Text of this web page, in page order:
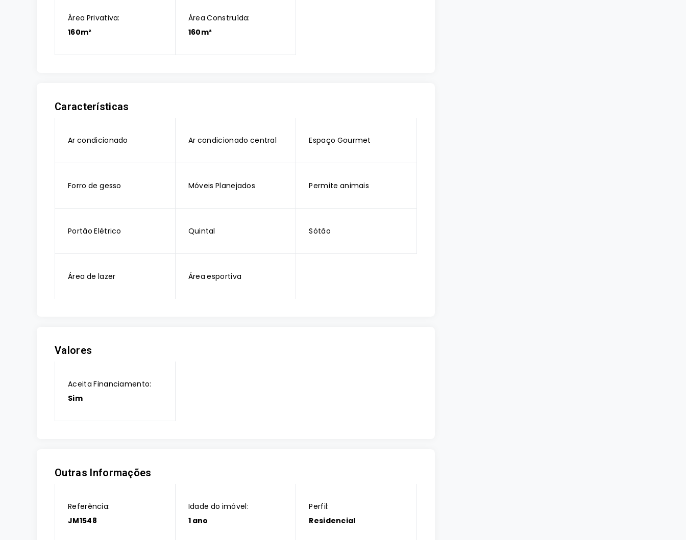
Área Privativa:
160m²
Área Construída:
160m²
Características
Ar condicionado Ar condicionado central Espaço Gourmet
Forro de gesso Móveis Planejados Permite animais
Portão Elétrico Quintal Sótão
Área de lazer Área esportiva
Valores
Aceita Financiamento:
Sim
Outras Informações
Referência:
JM1548
Idade do imóvel:
1 ano
Perfil:
Residencial